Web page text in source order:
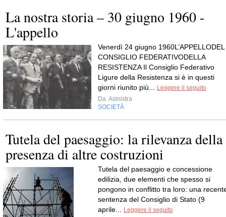
La nostra storia – 30 giugno 1960 -
L'appello
Venerdì 24 giugno 1960L’APPELLODEL
CONSIGLIO FEDERATIVODELLA
RESISTENZA Il Consiglio Federativo
Ligure della Resistenza si è in questi
giorni riunito più... Leggere il seguito
Da Asinistra
SOCIETÀ
Tutela del paesaggio: la rilevanza della
presenza di altre costruzioni
Tutela del paesaggio e concessione
edilizia, due elementi che spesso si
pongono in conflitto tra loro: una
sentenza del Consiglio di Stato (9
aprile... Leggere il seguito